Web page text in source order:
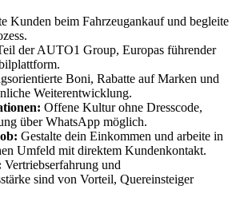
Kunden beim Fahrzeugankauf und begleite
der AUTO1 Group, Europas führender
Boni, Rabatte auf Marken und
Weiterentwicklung.
Offene Kultur ohne Dresscode,
über WhatsApp möglich.
Gestalte dein Einkommen und arbeite in
Umfeld mit direktem Kundenkontakt.
Vertriebserfahrung und
sind von Vorteil, Quereinsteiger